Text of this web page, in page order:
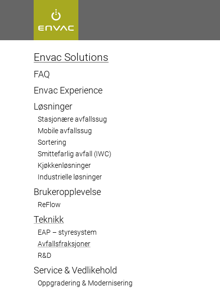
Envac Solutions
FAQ
Envac Experience
Løsninger
Stasjonære avfallssug
Mobile avfallssug
Sortering
Smittefarlig avfall (IWC)
Kjøkkenløsninger
Industrielle løsninger
Brukeropplevelse
ReFlow
Teknikk
EAP – styresystem
Avfallsfraksjoner
R&D
Service & Vedlikehold
Oppgradering & Modernisering
Start>Envac Solutions>
avfallsstrømmer effektivt og
organisk avfall og